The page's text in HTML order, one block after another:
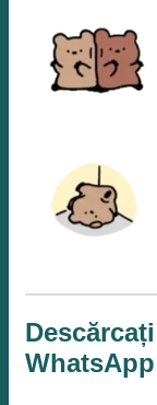
WhatsApp